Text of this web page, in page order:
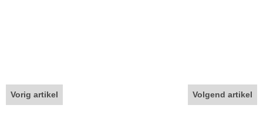
Vorig artikel Volgend artikel